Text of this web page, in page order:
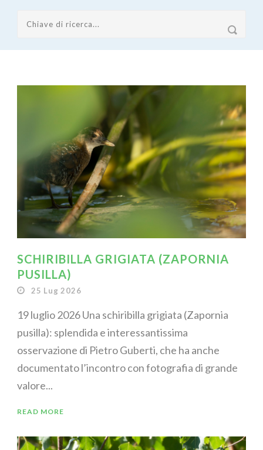
SCHIRIBILLA GRIGIATA (ZAPORNIA
PUSILLA)
25 Lug 2026
19 luglio 2026 Una schiribilla grigiata (Zapornia
pusilla): splendida e interessantissima
osservazione di Pietro Guberti, che ha anche
documentato l’incontro con fotografia di grande
valore...
READ MORE